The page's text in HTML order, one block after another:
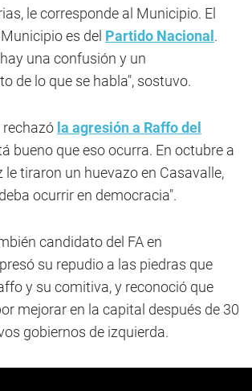
le corresponde al Municipio. El
es del Partido Nacional .
una confusión y un
de lo que se habla", sostuvo.
rechazó la agresión a Raffo del
bueno que eso ocurra. En octubre a
le tiraron un huevazo en Casavalle,
ocurrir en democracia".
candidato del FA en
su repudio a las piedras que
y su comitiva, y reconoció que
mejorar en la capital después de 30
gobiernos de izquierda.